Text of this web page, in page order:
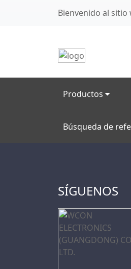
Bienvenido al sitio
Productos
Búsqueda de
SÍGUENOS